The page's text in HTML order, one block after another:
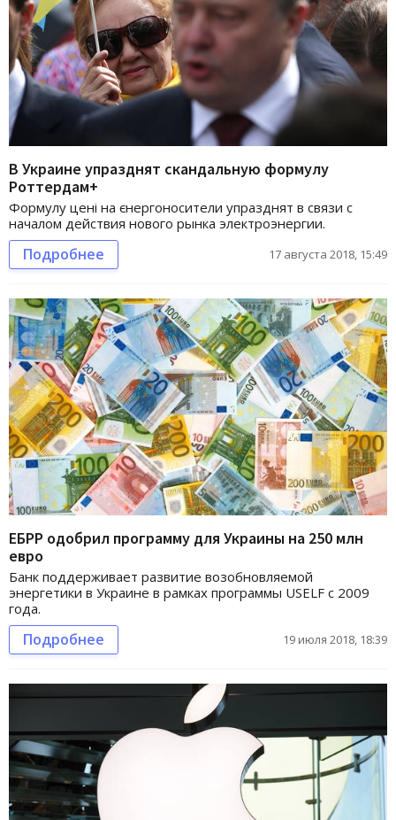
В Украине упразднят скандальную формулу
Роттердам+
Формулу цені на єнергоносители упразднят в связи с
началом действия нового рынка электроэнергии.
Подробнее 17 августа 2018, 15:49
ЕБРР одобрил программу для Украины на 250 млн
евро
Банк поддерживает развитие возобновляемой
энергетики в Украине в рамках программы USELF с 2009
года.
Подробнее 19 июля 2018, 18:39